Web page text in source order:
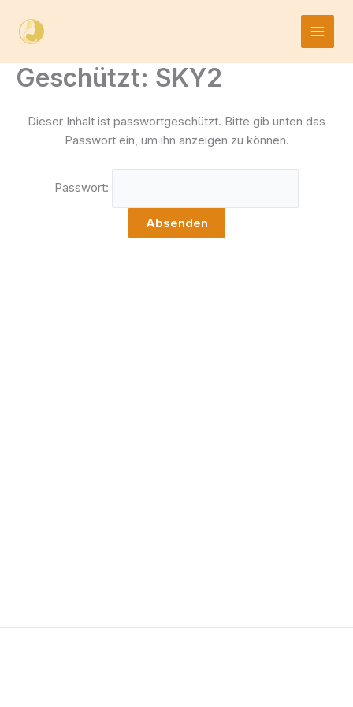
content
Geschützt: SKY2
Dieser Inhalt ist passwortgeschützt. Bitte gib unten das
Passwort ein, um ihn anzeigen zu können.
Passwort: